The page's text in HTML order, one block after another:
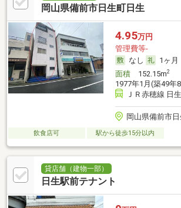
岡山県備前市日生町日生
4.95万円
管理費等-
なし
1ヶ月
面積152.15m2
1977年1月(築49年
ＪＲ赤穂線 日
岡山県備前市
飲食店可 駅から徒歩15分以内
貸店舗（建物一部）
日生駅前テナント